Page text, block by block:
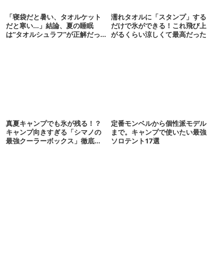
「寝袋だと暑い、タオルケット
だと寒い…」結論、夏の睡眠
は“タオルシュラフ”が正解だっ
濡れタオルに「スタンプ」する
だけで氷ができる！これ飛び上
がるくらい涼しくて最高だった
真夏キャンプでも氷が残る！？
キャンプ向きすぎる「シマノの
最強クーラーボックス」徹底解
定番モンベルから個性派モデル
まで。キャンプで使いたい最強
ソロテント17選